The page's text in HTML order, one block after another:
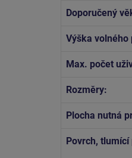
Doporučený
Výška volného
Max. počet
Rozměry:
Plocha nutná
Povrch, tlumící